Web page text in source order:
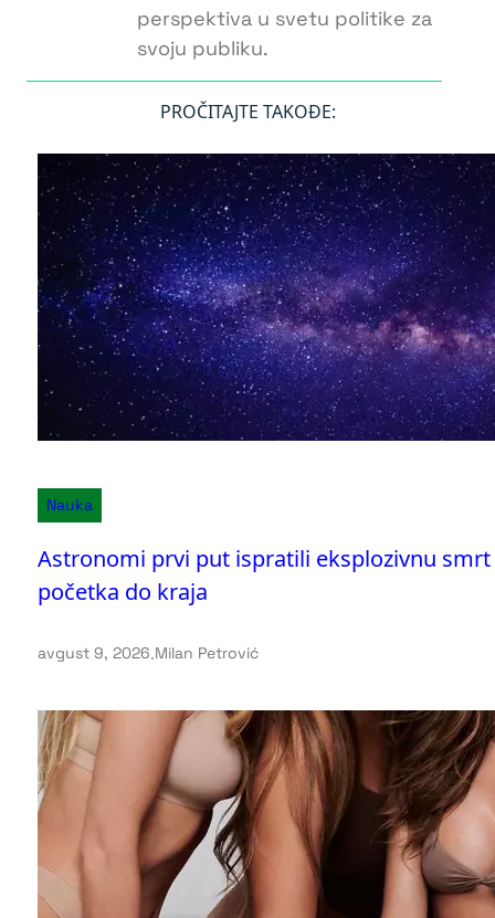
perspektiva u svetu politike za
svoju publiku.
PROČITAJTE TAKOĐE:
Nauka
Astronomi prvi put ispratili eksplozivnu
početka do kraja
avgust 9, 2026.Milan Petrović